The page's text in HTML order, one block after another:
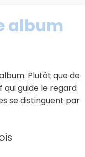
album
Plutôt que de
guide le regard
se distinguent par